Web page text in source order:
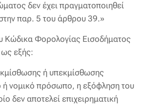
δεν έχει πραγματοποιηθεί
παρ. 5 του άρθρου 39.»
Κώδικα Φορολογίας Εισοδήματος
ως εξής:
ή υπεκμίσθωσης
ή νομικό πρόσωπο, η εξόφληση του
δεν αποτελεί επιχειρηματική